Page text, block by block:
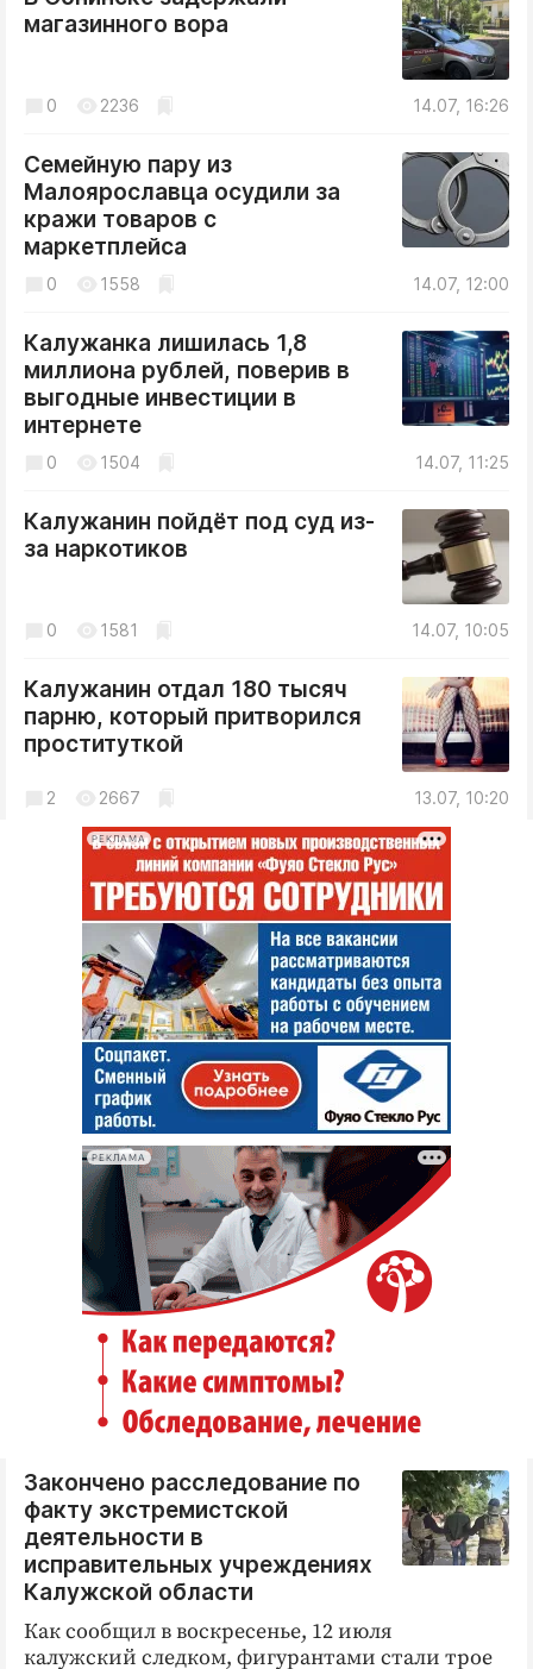
Криминал
Общество
Погода
Праздники
Экономика и бизнес
ПРОЕКТЫ
Блоги
Издания
Интересное чтиво
магазинного вора
14.07, 16:26
0 2236
Семейную пару из
Малоярославца осудили за
кражи товаров с
маркетплейса
14.07, 12:00
0 1558
Калужанка лишилась 1,8
миллиона рублей, поверив в
выгодные инвестиции в
интернете
14.07, 11:25
0 1504
Калужанин пойдёт под суд из-
за наркотиков
14.07, 10:05
0 1581
Калужанин отдал 180 тысяч
парню, который притворился
проституткой
13.07, 10:20
2 2667
РЕКЛАМА
РЕКЛАМА
Закончено расследование по
факту экстремистской
деятельности в
исправительных учреждениях
Калужской области
Как сообщил в воскресенье, 12 июля
калужский следком, фигурантами стали трое